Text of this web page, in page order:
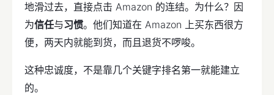
地滑过去，直接点击 Amazon 的连结。为什么？因
为信任与习惯。他们知道在 Amazon 上买东西很方
便，两天内就能到货，而且退货不啰唆。
这种忠诚度，不是靠几个关键字排名第一就能建立
的。